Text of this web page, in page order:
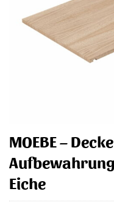
MOEBE –
Eiche